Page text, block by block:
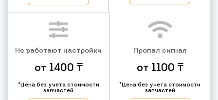
Не работают настройки
от 1400 ₸
*Цена без учета стоимости
запчастей
Пропал сигнал
от 1100 ₸
*Цена без учета стоимости
запчастей